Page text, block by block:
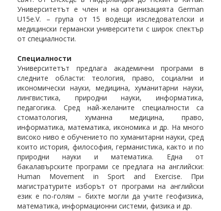
Университетът е член и на организацията German
U15e.V. – група от 15 водещи изследователски и
медицински германски университети с широк спектър
от специалности.
Специалности
Университетът предлага академични програми в
следните области: теология, право, социални и
икономически науки, медицина, хуманитарни науки,
лингвистика, природни науки, информатика,
педагогика. Сред най-желаните специалности са
стоматология, хуманна медицина, право,
информатика, математика, икономика и др. На много
високо ниво е обучението по хуманитарни науки, сред
които история, философия, германистика, както и по
природни науки и математика. Една от
бакалавърските програми се предлага на английски:
Human Movement in Sport and Exercise. При
магистратурите изборът от програми на английски
език е по-голям – бихте могли да учите геофизика,
математика, информационни системи, физика и др.